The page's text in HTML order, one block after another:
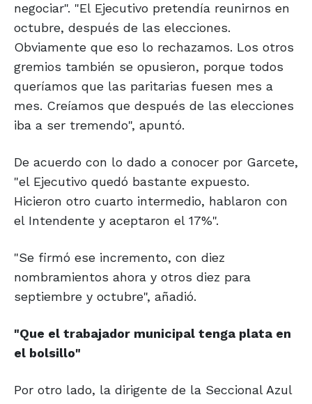
negociar". "El Ejecutivo pretendía reunirnos en
octubre, después de las elecciones.
Obviamente que eso lo rechazamos. Los otros
gremios también se opusieron, porque todos
queríamos que las paritarias fuesen mes a
mes. Creíamos que después de las elecciones
iba a ser tremendo", apuntó.
De acuerdo con lo dado a conocer por Garcete,
"el Ejecutivo quedó bastante expuesto.
Hicieron otro cuarto intermedio, hablaron con
el Intendente y aceptaron el 17%".
"Se firmó ese incremento, con diez
nombramientos ahora y otros diez para
septiembre y octubre", añadió.
"Que el trabajador municipal tenga plata en
el bolsillo"
Por otro lado, la dirigente de la Seccional Azul